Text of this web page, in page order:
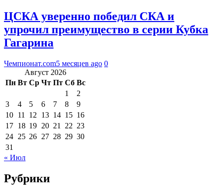
ЦСКА уверенно победил СКА и
упрочил преимущество в серии Кубка
Гагарина
Чемпионат.com5 месяцев ago 0
Август 2026
Пн Вт Ср Чт Пт Сб Вс
1
2
3
4 5 6 7 8
9
10 11 12 13 14 15 16
17 18 19 20 21 22 23
24 25 26 27 28 29 30
31
« Июл
Рубрики